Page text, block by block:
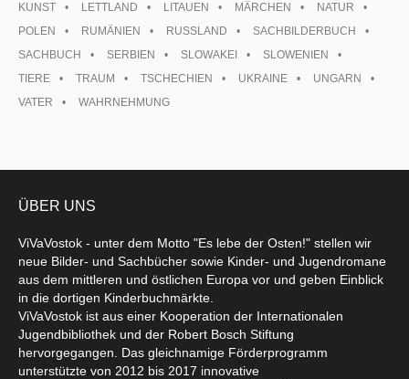
KUNST
LETTLAND LITAUEN MÄRCHEN
NATUR
POLEN
RUMÄNIEN RUSSLAND
SACHBILDERBUCH
SACHBUCH
SERBIEN SLOWAKEI
SLOWENIEN
TIERE
TRAUM TSCHECHIEN UKRAINE
UNGARN
VATER
WAHRNEHMUNG
ÜBER UNS
ViVaVostok - unter dem Motto "Es lebe der Osten!" stellen wir
neue Bilder- und Sachbücher sowie Kinder- und Jugendromane
aus dem mittleren und östlichen Europa vor und geben Einblick
in die dortigen Kinderbuchmärkte.
ViVaVostok ist aus einer Kooperation der Internationalen
Jugendbibliothek und der Robert Bosch Stiftung
hervorgegangen. Das gleichnamige Förderprogramm
unterstützte von 2012 bis 2017 innovative